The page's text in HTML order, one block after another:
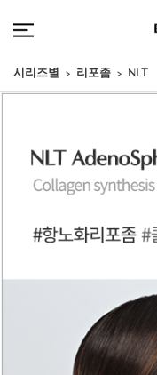
시리즈별 리포좀 NLT